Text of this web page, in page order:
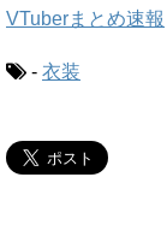
VTuberまとめ速報
- 衣装